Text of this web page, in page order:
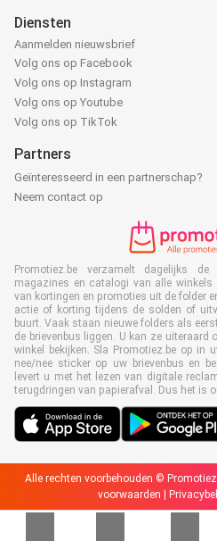
Diensten
Aanmelden nieuwsbrief
Volg ons op Facebook
Volg ons op Instagram
Volg ons op Youtube
Volg ons op TikTok
Partners
Geïnteresseerd in een partnerschap?
Neem contact op
Promotiez.be verzamelt dagelijks
magazines en catalogi van alle
van kortingen en promoties uit de folder
actie of korting tijdens de solden of
buurt. Vaak staan nieuwe folders als
de brievenbus liggen. U kan ze
winkel bekijken. Sla Promotiez.be op in
nee/nee sticker op uw brievenbus en
levert u met het lezen van digitale
terugdringen van papierafval. Dus het is
Alle rechten voorbehouden ©
voorwaarden